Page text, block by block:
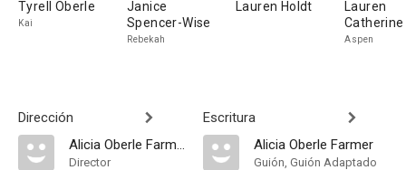
Tyrell Oberle
Kai
Janice
Spencer-Wise
Rebekah
Lauren Holdt
Lauren
Catherine
Aspen
Dirección
Alicia Oberle Farmer
Director
Escritura
Alicia Oberle Farmer
Guión, Guión Adaptado